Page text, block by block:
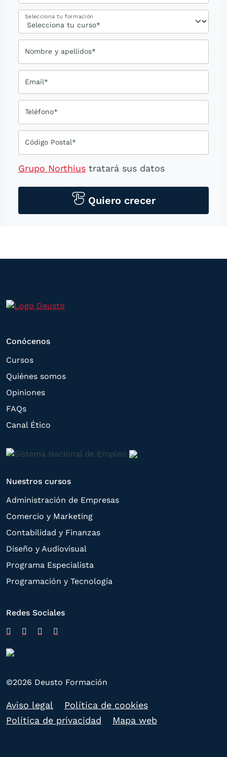
Selecciona tu formación
Nombre y apellidos*
Email*
Teléfono*
Código Postal*
Grupo Northius tratará sus datos
tecnológicos, incluso aplicaciones de
mensajería instantánea, con el fin de
otros directamente relacionados con el
correspondiente. Compartiremos su
el
oferta de productos y servicios de acuerdo
a su petición. Quedan reconocidos los
derechos de acceso,
rectificación, supresión, oposición,
limitación, tal y como se explica en la
Quiero crecer
Conócenos
Cursos
Quiénes somos
Opiniones
FAQs
Canal Ético
Nuestros cursos
Administración de Empresas
Comercio y Marketing
Contabilidad y Finanzas
Diseño y Audiovisual
Programa Especialista
Programación y Tecnología
Redes Sociales
©2026 Deusto Formación
Aviso legal
Política de cookies
Política de privacidad
Mapa web